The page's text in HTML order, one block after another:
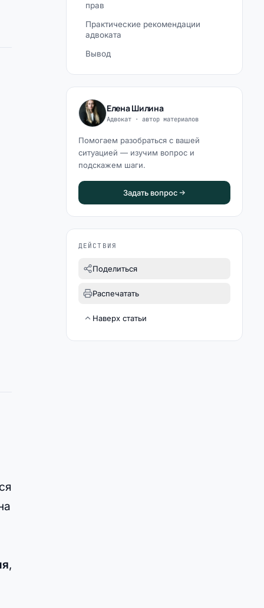
,
прав
Практические рекомендации
адвоката
Вывод
Елена Шилина
Адвокат · автор материалов
Помогаем разобраться с вашей
ситуацией — изучим вопрос и
подскажем шаги.
Задать вопрос
ДЕЙСТВИЯ
Поделиться
Распечатать
Наверх статьи